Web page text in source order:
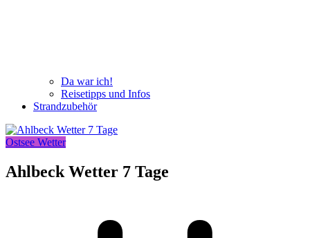
Da war ich!
Reisetipps und Infos
Strandzubehör
Ostsee Wetter
Ahlbeck Wetter 7 Tage